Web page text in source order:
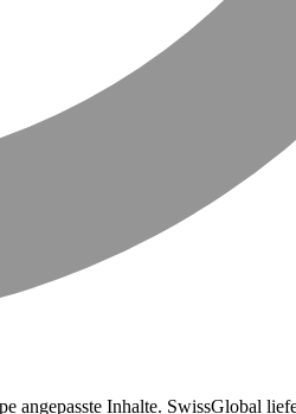
angepasste Inhalte. SwissGlobal